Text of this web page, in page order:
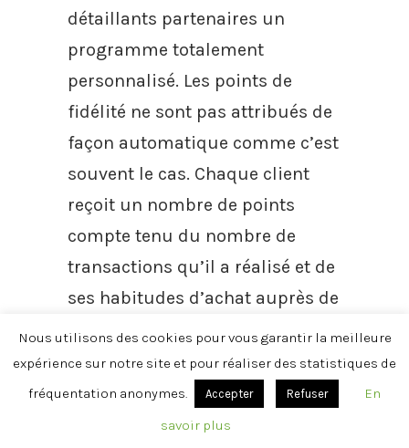
détaillants partenaires un
programme totalement
personnalisé. Les points de
fidélité ne sont pas attribués de
façon automatique comme c’est
souvent le cas. Chaque client
reçoit un nombre de points
compte tenu du nombre de
transactions qu’il a réalisé et de
ses habitudes d’achat auprès de
la marque.
Les récompenses sont variées :
conseils marketing, formations
Nous utilisons des cookies pour vous garantir la meilleure
expérience sur notre site et pour réaliser des statistiques de
fréquentation anonymes.
Accepter Refuser
En
savoir plus